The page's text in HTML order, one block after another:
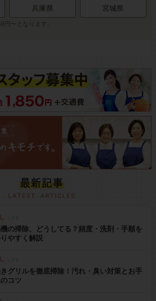
兵庫県 宮城県
円〜となります。
の掃除、どうしてる？頻度・洗剤・手順を
やすく解説
グリルを徹底掃除！汚れ・臭い対策とお手
コツ